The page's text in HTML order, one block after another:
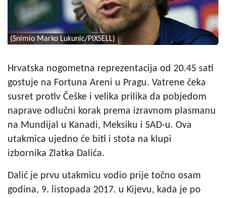
(Snimio Marko Lukunic/PIXSELL)
Hrvatska nogometna reprezentacija od 20.45 sati
gostuje na Fortuna Areni u Pragu. Vatrene čeka
susret protiv Češke i velika prilika da pobjedom
naprave odlučni korak prema izravnom plasmanu
na Mundijal u Kanadi, Meksiku i SAD-u. Ova
utakmica ujedno će biti i stota na klupi
izbornika Zlatka Dalića.
Dalić je prvu utakmicu vodio prije točno osam
godina, 9. listopada 2017. u Kijevu, kada je po